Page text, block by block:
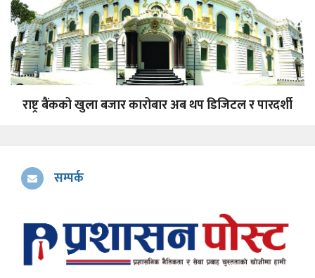
राष्ट्र बैंकको खुला बजार कारोबार अब थप डिजिटल र पारदर्शी
सम्पर्क